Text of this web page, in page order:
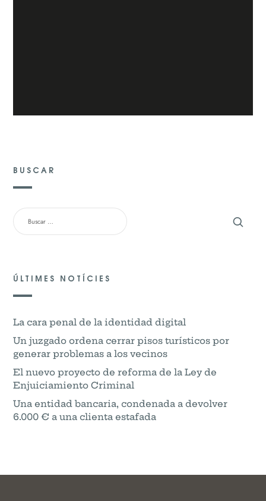
BUSCAR
ÚLTIMES NOTÍCIES
La cara penal de la identidad digital
Un juzgado ordena cerrar pisos turísticos por
generar problemas a los vecinos
El nuevo proyecto de reforma de la Ley de
Enjuiciamiento Criminal
Una entidad bancaria, condenada a devolver
6.000 € a una clienta estafada